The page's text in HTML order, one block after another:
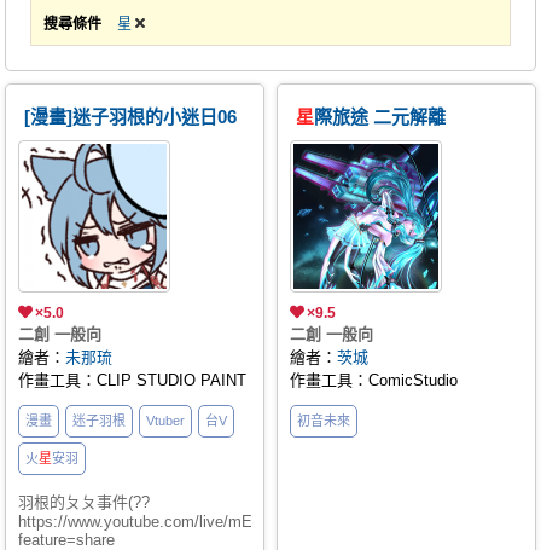
搜尋條件 星
[漫畫]迷子羽根的小迷日06
×5.0
二創 一般向
繪者：未那琉
作畫工具：CLIP STUDIO PAINT
漫畫 迷子羽根 Vtuber 台V
火星安羽
羽根的ㄆㄆ事件(??
https://www.youtube.com/live/mElqnWhK7e8?
feature=share
星際旅途 二元解離
×9.5
二創 一般向
繪者： 茨城
作畫工具：ComicStudio
初音未來